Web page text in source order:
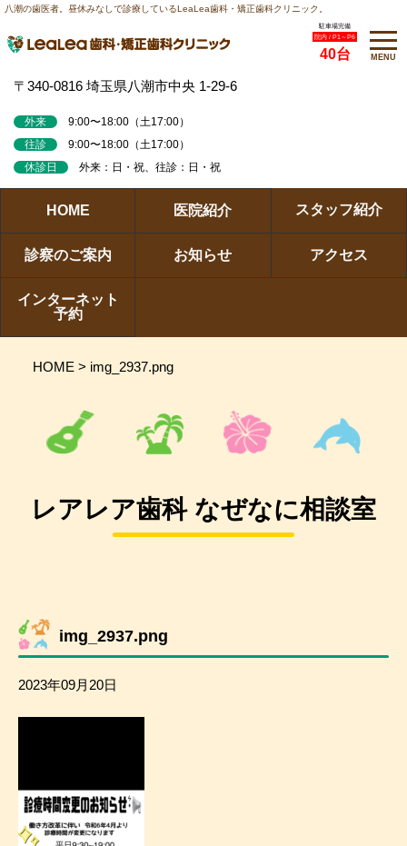
八潮の歯医者。昼休みなしで診療しているLeaLea歯科・矯正歯科クリニック。
〒340-0816 埼玉県八潮市中央 1-29-6
駐車場完備
院内 / P1～P6
40台 MENU
外来 9:00〜18:00（土17:00）
往診 9:00〜18:00（土17:00）
休診日 外来：日・祝、往診：日・祝
HOME 医院紹介 スタッフ紹介
診察のご案内 お知らせ アクセス
インターネット
予約
HOME > img_2937.png
レアレア歯科 なぜなに相談室
img_2937.png
2023年09月20日